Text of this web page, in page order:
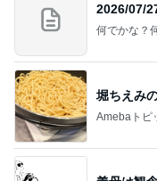
2026/07/
何でかな？
堀ちえみ
Amebaトピ